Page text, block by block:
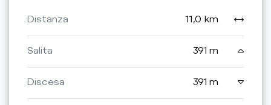
Distanza 11,0 km
Salita 391 m
Discesa 391 m